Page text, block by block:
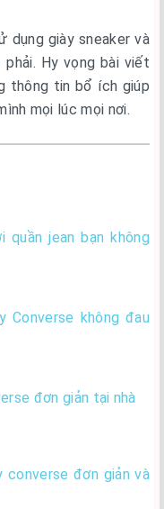
dụng giày sneaker và
Hy vọng bài viết
thông tin bổ ích giúp
mọi lúc mọi nơi.
quần jean bạn không
Converse không đau
đơn giản tại nhà
converse đơn giản và